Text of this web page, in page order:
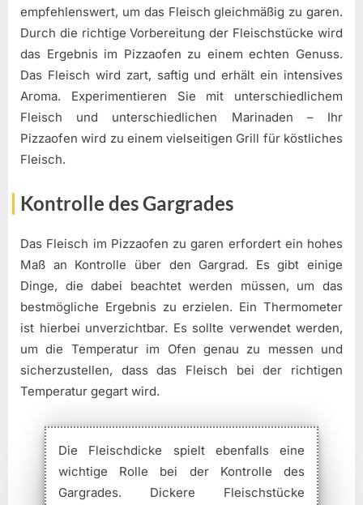
empfehlenswert, um das Fleisch gleichmäßig zu garen.
Durch die richtige Vorbereitung der Fleischstücke wird
das Ergebnis im Pizzaofen zu einem echten Genuss.
Das Fleisch wird zart, saftig und erhält ein intensives
Aroma. Experimentieren Sie mit unterschiedlichem
Fleisch und unterschiedlichen Marinaden – Ihr
Pizzaofen wird zu einem vielseitigen Grill für köstliches
Fleisch.
Kontrolle des Gargrades
Das Fleisch im Pizzaofen zu garen erfordert ein hohes
Maß an Kontrolle über den Gargrad. Es gibt einige
Dinge, die dabei beachtet werden müssen, um das
bestmögliche Ergebnis zu erzielen. Ein Thermometer
ist hierbei unverzichtbar. Es sollte verwendet werden,
um die Temperatur im Ofen genau zu messen und
sicherzustellen, dass das Fleisch bei der richtigen
Temperatur gegart wird.
Die Fleischdicke spielt ebenfalls eine
wichtige Rolle bei der Kontrolle des
Gargrades. Dickere Fleischstücke